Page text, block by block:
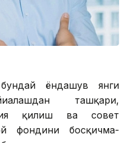
ёндашув янги
ташқари,
қилиш ва совет
фондини босқичма-